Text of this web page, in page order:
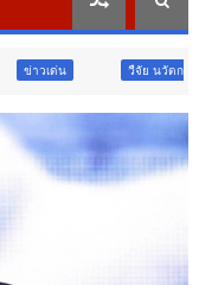
วืจัย นวัตกรรม สังคม